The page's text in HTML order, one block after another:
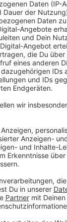
Anzeige
Ziel des
Anzeige
Der Bundesweite
Er findet jährlich
Anzeige
Weitere Infos
Anzeige